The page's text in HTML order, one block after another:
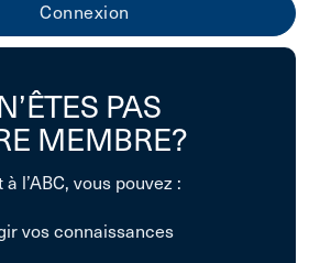
PAS
MEMBRE?
l’ABC, vous pouvez :
vos connaissances